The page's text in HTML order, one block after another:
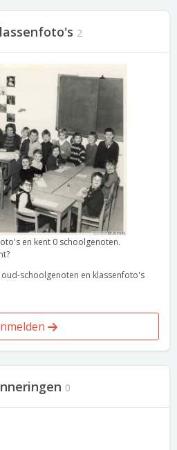
2
en kent 0 schoolgenoten.
schoolgenoten en klassenfoto's
0